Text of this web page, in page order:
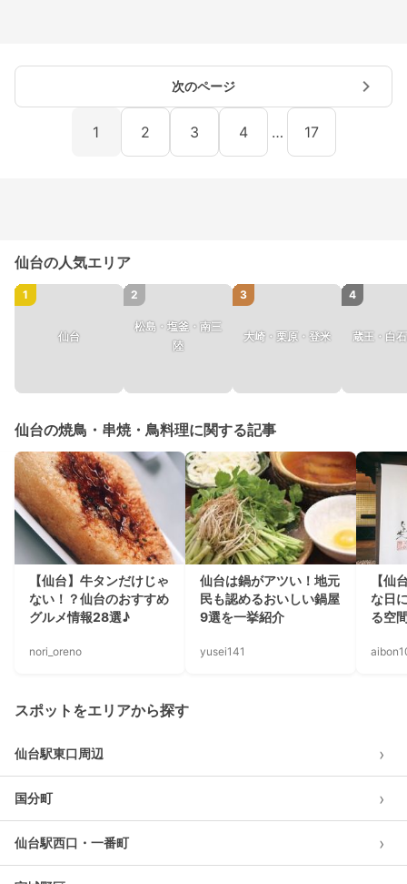
次のページ
1 2 3 4 … 17
仙台の人気エリア
1
仙台
2
松島・塩釜・南三
陸
3
大崎・栗原・登米
4
蔵王・白
仙台の焼鳥・串焼・鳥料理に関する記事
【仙台】牛タンだけじゃ
ない！？仙台のおすすめ
グルメ情報28選♪
nori_oreno
仙台は鍋がアツい！地元
民も認めるおいしい鍋屋
9選を一挙紹介
yusei141
【仙
な日
る空
スポットをエリアから探す
仙台駅東口周辺 ›
国分町 ›
仙台駅西口・一番町 ›